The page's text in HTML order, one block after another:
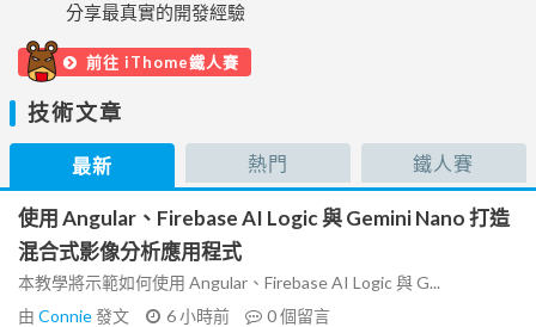
分享最真實的開發經驗
前往 iThome鐵人賽
技術文章
最新 熱門 鐵人賽
使用 Angular、Firebase AI Logic 與 Gemini Nano 打造
混合式影像分析應用程式
本教學將示範如何使用 Angular、Firebase AI Logic 與 G...
由 Connie發文 6 小時前 0個留言